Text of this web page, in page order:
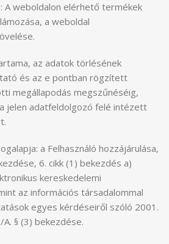
A weboldalon elérhető termékek
a weboldal
az adatok törlésének
és az e pontban rögzített
megállapodás megszűnéséig,
jelen adatfeldolgozó felé intézett
a Felhasználó hozzájárulása,
6. cikk (1) bekezdés a)
kereskedelemi
az információs társadalommal
egyes kérdéseiről szóló 2001.
§ (3) bekezdése.